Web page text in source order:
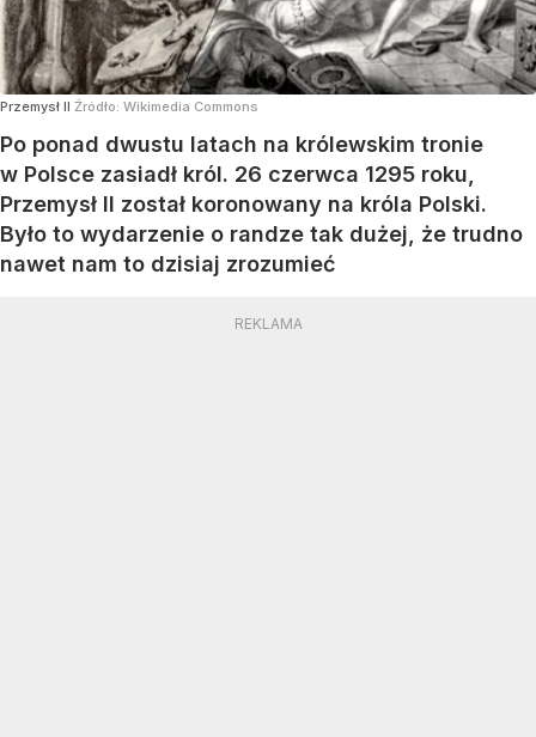
Przemysł II Źródło: Wikimedia Commons
Po ponad dwustu latach na królewskim tronie
w Polsce zasiadł król. 26 czerwca 1295 roku,
Przemysł II został koronowany na króla Polski.
Było to wydarzenie o randze tak dużej, że trudno
nawet nam to dzisiaj zrozumieć